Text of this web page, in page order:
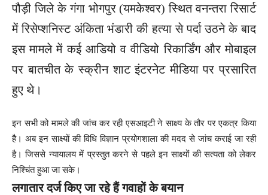
पौड़ी जिले के गंगा भोगपुर (यमकेश्वर) स्थित वनन्तरा रिसार्ट
में रिसेप्शनिस्ट अंकिता भंडारी की हत्या से पर्दा उठने के बाद
इस मामले में कई आडियो व वीडियो रिकार्डिंग और मोबाइल
पर बातचीत के स्क्रीन शाट इंटरनेट मीडिया पर प्रसारित
हुए थे।
इन सभी को मामले की जांच कर रही एसआइटी ने साक्ष्य के तौर पर एकत्र किया
है। अब इन साक्ष्यों की विधि विज्ञान प्रयोगशाला की मदद से जांच कराई जा रही
है। जिससे न्यायालय में प्रस्तुत करने से पहले इन साक्ष्यों की सत्यता को लेकर
निश्चिंत हुआ जा सके।
लगातार दर्ज किए जा रहे हैं गवाहों के बयान